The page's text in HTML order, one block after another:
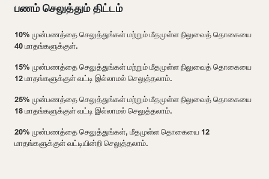
பணம் செலுத்தும் திட்டம்
10% முன்பணத்தை செலுத்துங்கள் மற்றும் மீதமுள்ள நிலுவைத் தொகையை
40 மாதங்களுக்குள்.
15% முன்பணத்தை செலுத்துங்கள் மற்றும் மீதமுள்ள நிலுவைத் தொகையை
12 மாதங்களுக்குள் வட்டி இல்லாமல் செலுத்தலாம்.
25% முன்பணத்தை செலுத்துங்கள் மற்றும் மீதமுள்ள நிலுவைத் தொகையை
18 மாதங்களுக்குள் வட்டி இல்லாமல் செலுத்தலாம்.
20% முன்பணத்தை செலுத்துங்கள், மீதமுள்ள தொகையை 12
மாதங்களுக்குள் வட்டியின்றி செலுத்தலாம்.